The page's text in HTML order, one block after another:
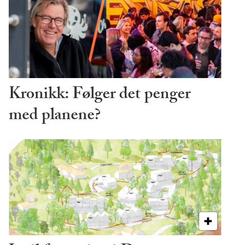
Kronikk: Følger det penger
med planene?